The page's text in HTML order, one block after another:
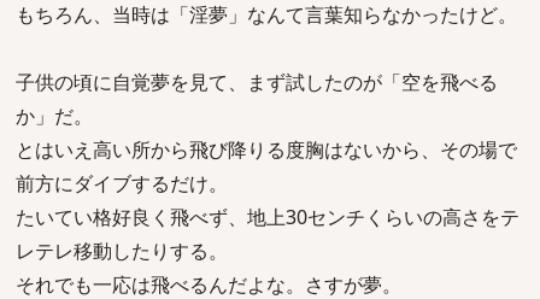
もちろん、当時は「淫夢」なんて言葉知らなかったけど。
子供の頃に自覚夢を見て、まず試したのが「空を飛べる
か」だ。
とはいえ高い所から飛び降りる度胸はないから、その場で
前方にダイブするだけ。
たいてい格好良く飛べず、地上30センチくらいの高さをテ
レテレ移動したりする。
それでも一応は飛べるんだよな。さすが夢。